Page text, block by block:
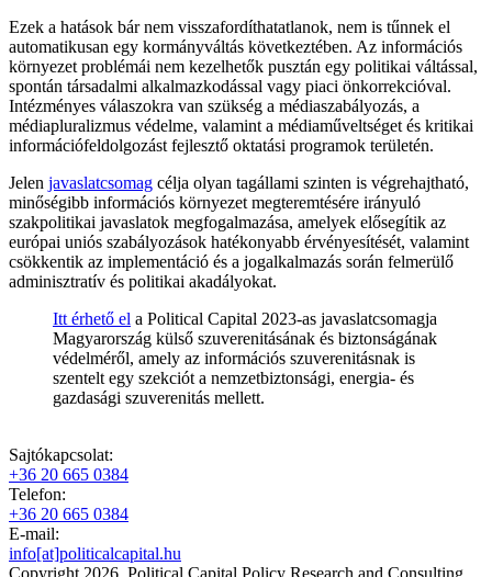
Ezek a hatások bár nem visszafordíthatatlanok, nem is tűnnek el
automatikusan egy kormányváltás következtében. Az információs
környezet problémái nem kezelhetők pusztán egy politikai váltással,
spontán társadalmi alkalmazkodással vagy piaci önkorrekcióval.
Intézményes válaszokra van szükség a médiaszabályozás, a
médiapluralizmus védelme, valamint a médiaműveltséget és kritikai
információfeldolgozást fejlesztő oktatási programok területén.
Jelen javaslatcsomag célja olyan tagállami szinten is végrehajtható,
minőségibb információs környezet megteremtésére irányuló
szakpolitikai javaslatok megfogalmazása, amelyek elősegítik az
európai uniós szabályozások hatékonyabb érvényesítését, valamint
csökkentik az implementáció és a jogalkalmazás során felmerülő
adminisztratív és politikai akadályokat.
Itt érhető el a Political Capital 2023-as javaslatcsomagja
Magyarország külső szuverenitásának és biztonságának
védelméről, amely az információs szuverenitásnak is
szentelt egy szekciót a nemzetbiztonsági, energia- és
gazdasági szuverenitás mellett.
Sajtókapcsolat:
+36 20 665 0384
Telefon:
+36 20 665 0384
E-mail:
info[at]politicalcapital.hu
Copyright 2026. Political Capital Policy Research and Consulting